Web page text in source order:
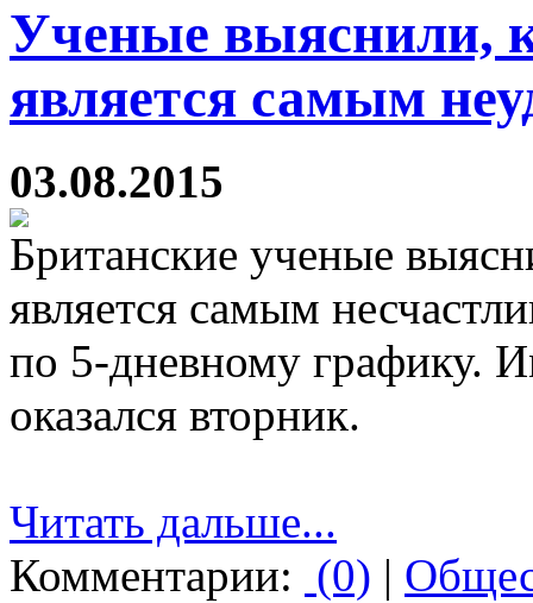
Ученые выяснили,
является самым
03.08.2015
Британские ученые
является самым
по 5-дневному графику.
оказался вторник.
Читать дальше...
Комментарии: (0) |